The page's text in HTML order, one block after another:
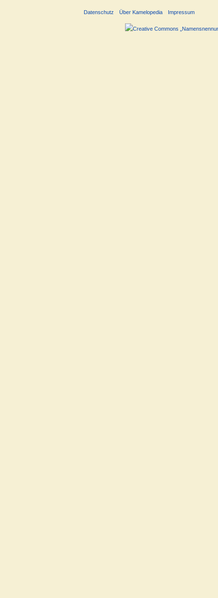
Datenschutz Über Kamelopedia Impressum